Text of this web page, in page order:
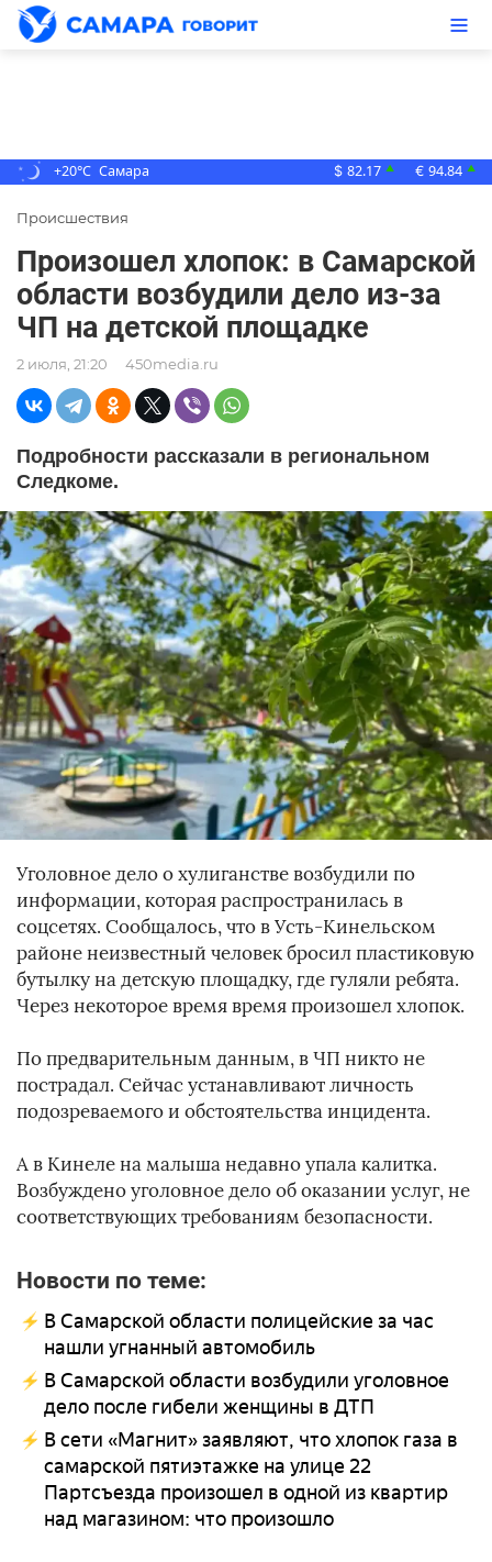
+20°C Самара $ 82.17 ▲ € 94.84 ▲
Происшествия
Произошел хлопок: в Самарской
области возбудили дело из-за
ЧП на детской площадке
2 июля, 21:20 450media.ru
Подробности рассказали в региональном
Следкоме.
Уголовное дело о хулиганстве возбудили по
информации, которая распространилась в
соцсетях. Сообщалось, что в Усть-Кинельском
районе неизвестный человек бросил пластиковую
бутылку на детскую площадку, где гуляли ребята.
Через некоторое время время произошел хлопок.
По предварительным данным, в ЧП никто не
пострадал. Сейчас устанавливают личность
подозреваемого и обстоятельства инцидента.
А в Кинеле на малыша недавно упала калитка.
Возбуждено уголовное дело об оказании услуг, не
соответствующих требованиям безопасности.
Новости по теме:
В Самарской области полицейские за час
нашли угнанный автомобиль
В Самарской области возбудили уголовное
дело после гибели женщины в ДТП
В сети «Магнит» заявляют, что хлопок газа в
самарской пятиэтажке на улице 22
Партсъезда произошел в одной из квартир
над магазином: что произошло